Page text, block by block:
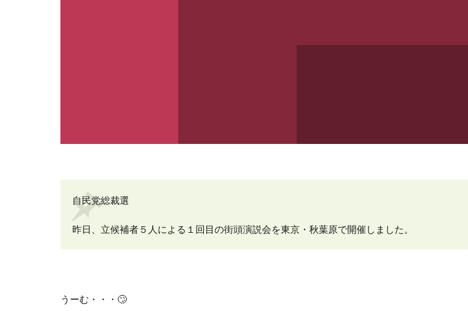
自民党総裁選
昨日、立候補者５人による１回目の街頭演説会を東京・秋葉原で開催しました。
うーむ・・・🙄